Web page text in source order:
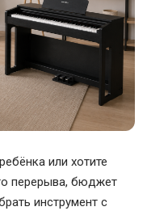
или хотите
перерыва, бюджет
инструмент с